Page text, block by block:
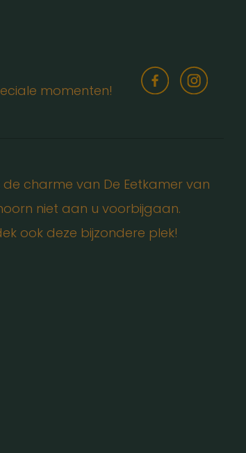
momenten!
charme van De Eetkamer van
niet aan u voorbijgaan.
ook deze bijzondere plek!